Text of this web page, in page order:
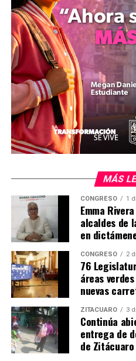
electorales designadas por el
mientras que la Secretaría
persona titular de la
institución.
MiZitácuaro
Comparte con:
Me gusta esto:
Relacionado
MÁS
CONGRESO 1
Emma
alcaldes de
en
CONGRESO 2
76
áreas
nuevas
ZITÁCUARO 3
Continúa
entrega de
de Zitácuaro